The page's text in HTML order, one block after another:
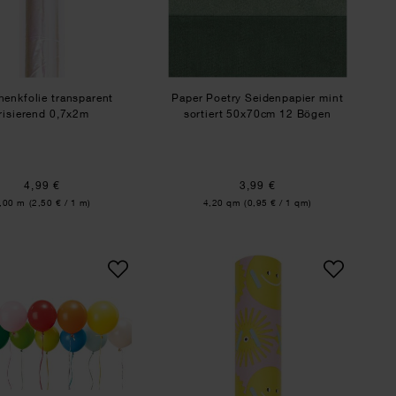
transparent
0,7x2m
4,99 €
m (2,50 € / 1 m)
Paper Poetry Seidenpapier mint
sortiert 50x70cm 12 Bögen
3,99 €
Inhalt:
4,20 qm (0,95 € / 1 qm)
Luftballon Mix mehrfarbig 30cm 12 StückPaper Poetry